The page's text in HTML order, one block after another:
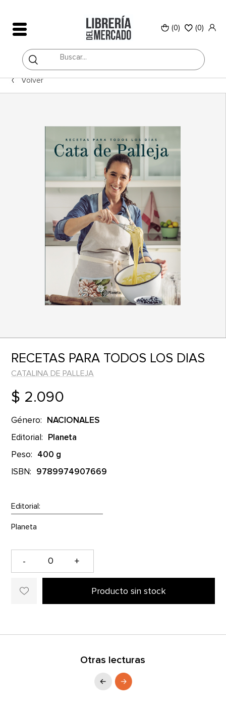
(0) (0)
Volver
RECETAS PARA TODOS LOS DIAS
CATALINA DE PALLEJA
$ 2.090
Género: NACIONALES
Editorial: Planeta
Peso: 400 g
ISBN: 9789974907669
Editorial:
- +
Producto sin stock
Otras lecturas